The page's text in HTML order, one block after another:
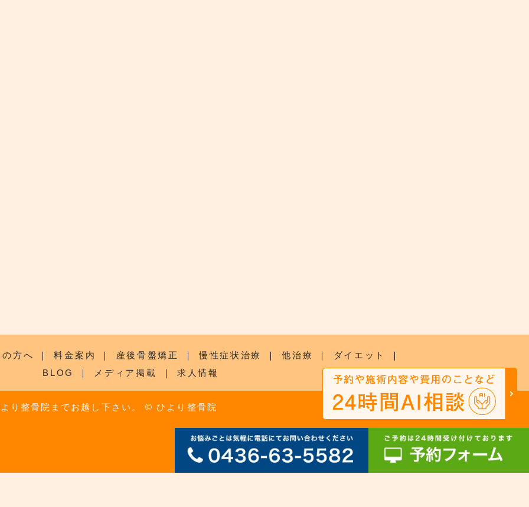
方へ ｜ 料金案内 ｜ 産後骨盤矯正 ｜ 慢性症状治療 ｜ 他治療 ｜ ダイエット
｜
BLOG
｜ メディア掲載 ｜ 求人情報
り整骨院までお越し下さい。 © ひより整骨院 SITEMAP